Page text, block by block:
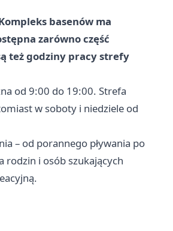
basenów ma
zarówno część
też godziny pracy strefy
od 9:00 do 19:00. Strefa
w soboty i niedziele od
– od porannego pływania po
rodzin i osób szukających